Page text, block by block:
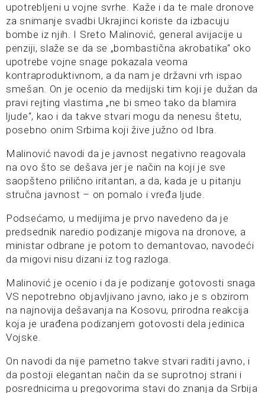
upotrebljeni u vojne svrhe. Kaže i da te male dronove
za snimanje svadbi Ukrajinci koriste da izbacuju
bombe iz njih. I Sreto Malinović, general avijacije u
penziji, slaže se da se „bombastična akrobatika“ oko
upotrebe vojne snage pokazala veoma
kontraproduktivnom, a da nam je državni vrh ispao
smešan. On je ocenio da medijski tim koji je dužan da
pravi rejting vlastima „ne bi smeo tako da blamira
ljude“, kao i da takve stvari mogu da nenesu štetu,
posebno onim Srbima koji žive južno od Ibra.
Malinović navodi da je javnost negativno reagovala
na ovo što se dešava jer je način na koji je sve
saopšteno prilično iritantan, a da, kada je u pitanju
stručna javnost – on pomalo i vređa ljude.
Podsećamo, u medijima je prvo navedeno da je
predsednik naredio podizanje migova na dronove, a
ministar odbrane je potom to demantovao, navodeći
da migovi nisu dizani iz tog razloga.
Malinović je ocenio i da je podizanje gotovosti snaga
VS nepotrebno objavljivano javno, iako je s obzirom
na najnovija dešavanja na Kosovu, prirodna reakcija
koja je urađena podizanjem gotovosti dela jedinica
Vojske.
On navodi da nije pametno takve stvari raditi javno, i
da postoji elegantan način da se suprotnoj strani i
posrednicima u pregovorima stavi do znanja da Srbija